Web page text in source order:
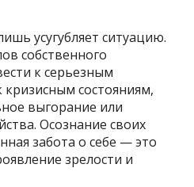
усугубляет ситуацию.
собственного
к серьезным
состояниям,
выгорание или
Осознание своих
забота о себе — это
зрелости и